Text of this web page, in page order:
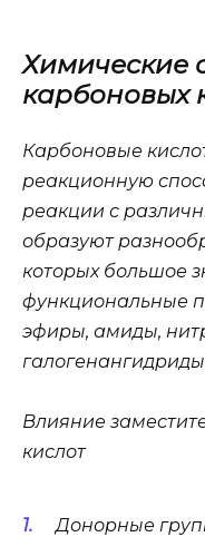
Химические
карбоновых
Карбоновые
реакционную
реакции с
образуют
которых большое
функциональные
эфиры, амиды,
Влияние
кислот
Донорные